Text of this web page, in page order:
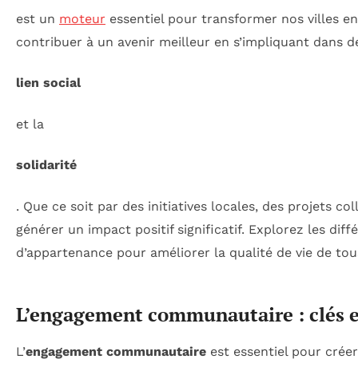
est un moteur essentiel pour transformer nos villes
contribuer à un avenir meilleur en s’impliquant dans
lien social
et la
solidarité
. Que ce soit par des initiatives locales, des projets
générer un impact positif significatif. Explorez les
d’appartenance pour améliorer la qualité de vie de
L’engagement communautaire : clés
L’engagement communautaire est essentiel pour